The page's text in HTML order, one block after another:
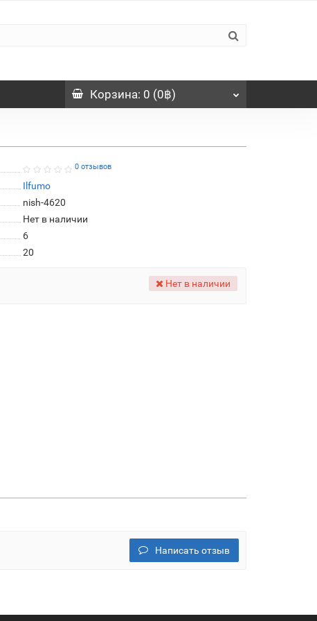
Корзина: 0 (0฿)
0 отзывов
Ilfumo
nish-4620
Нет в наличии
6
20
Нет в наличии
Написать отзыв